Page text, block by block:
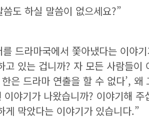
도 하실 말씀이 없으세요?”
드라마국에서 쫓아냈다는 이야
있는 겁니까? 자 모든 사람들이
은 드라마 연출을 할 수 없다’, 왜
야기가 나왔습니까? 이야기해 주
막았다는 이야기가 있습니다.”